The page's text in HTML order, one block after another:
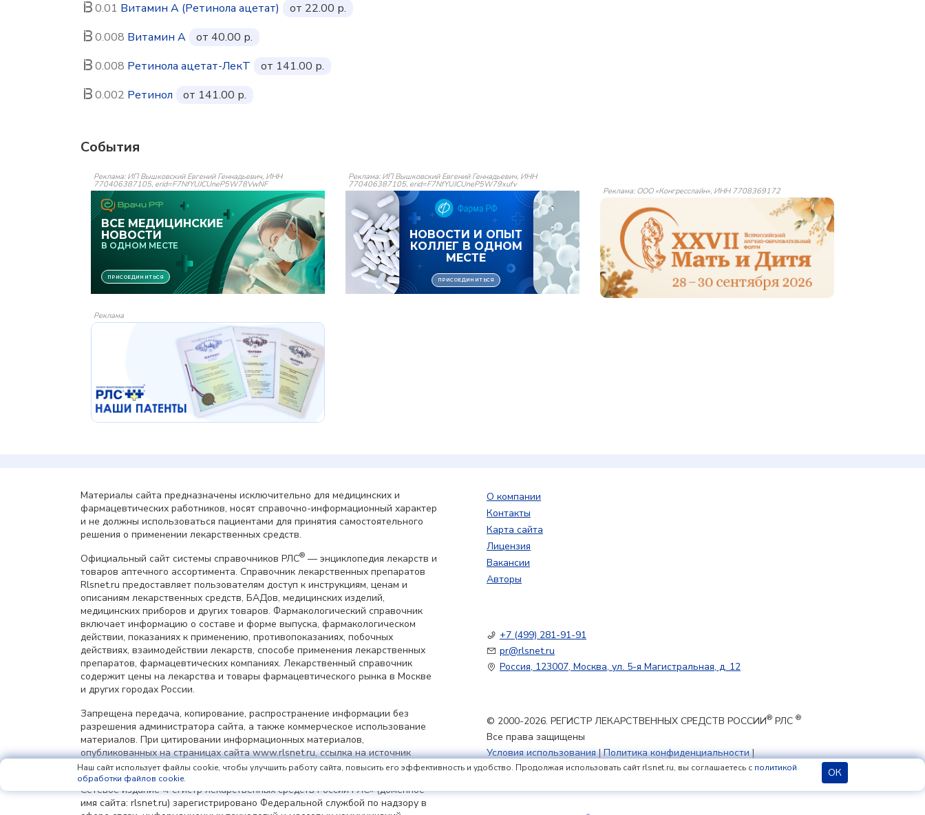
0.01 Витамин A (Ретинола ацетат)
от 22.00 р.
0.008 Витамин A
от 40.00 р.
0.008 Ретинола ацетат-ЛекТ
от 141.00 р.
0.002 Ретинол от 141.00 р.
События
Реклама: ИП Вышковский Евгений Геннадьевич, ИНН
770406387105, erid=F7NfYUJCUneP5W78VwNF
Реклама: ИП Вышковский Евгений Геннадьевич, ИНН
770406387105, erid=F7NfYUJCUneP5W79xufv
Реклама: ООО «Конгресслайн», ИНН 7708369172
Реклама
Материалы сайта предназначены исключительно для медицинских и
фармацевтических работников, носят справочно-информационный характер
и не должны использоваться пациентами для принятия самостоятельного
решения о применении лекарственных средств.
Официальный сайт системы справочников РЛС® — энциклопедия лекарств и
товаров аптечного ассортимента. Справочник лекарственных препаратов
Rlsnet.ru предоставляет пользователям доступ к инструкциям, ценам и
описаниям лекарственных средств, БАДов, медицинских изделий,
медицинских приборов и других товаров. Фармакологический справочник
включает информацию о составе и форме выпуска, фармакологическом
действии, показаниях к применению, противопоказаниях, побочных
действиях, взаимодействии лекарств, способе применения лекарственных
препаратов, фармацевтических компаниях. Лекарственный справочник
содержит цены на лекарства и товары фармацевтического рынка в Москве
и других городах России.
Запрещена передача, копирование, распространение информации без
разрешения администратора сайта, а также коммерческое использование
материалов. При цитировании информационных материалов,
опубликованных на страницах сайта www.rlsnet.ru, ссылка на источник
информации обязательна.
Сетевое издание «Регистр лекарственных средств России РЛС» (доменное
имя сайта: rlsnet.ru) зарегистрировано Федеральной службой по надзору в
О компании
Контакты
Карта сайта
Лицензия
Вакансии
Авторы
+7 (499) 281-91-91
pr@rlsnet.ru
Россия, 123007, Москва, ул. 5-я Магистральная, д. 12
© 2000-2026. РЕГИСТР ЛЕКАРСТВЕННЫХ СРЕДСТВ РОССИИ® РЛС ®
Все права защищены
Условия использования|Политика конфиденциальности|
Политика обработки файлов cookie
Наш сайт использует файлы cookie, чтобы улучшить работу сайта, повысить его эффективность и удобство. Продолжая использовать сайт rlsnet.ru, вы соглашаетесь с политикой
обработки файлов cookie. ОК